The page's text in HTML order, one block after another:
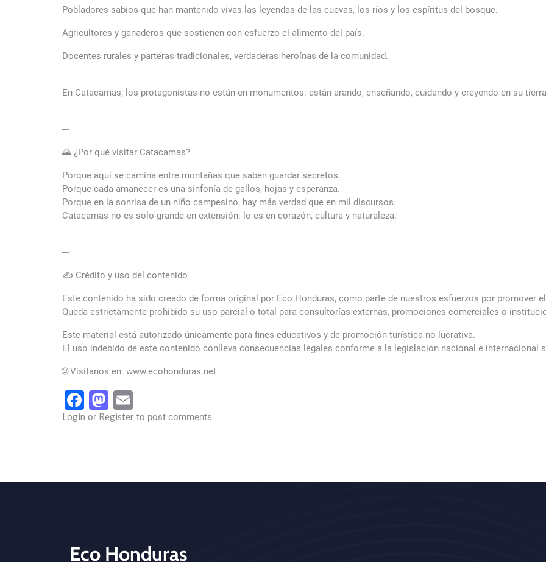
Pobladores sabios que han mantenido vivas las leyendas de las cuevas, los ríos y los espíritus del bosque.
Agricultores y ganaderos que sostienen con esfuerzo el alimento del país.
Docentes rurales y parteras tradicionales, verdaderas heroínas de la comunidad.
En Catacamas, los protagonistas no están en monumentos: están arando, enseñando, cuidando y creyendo en su
---
🌄 ¿Por qué visitar Catacamas?
Porque aquí se camina entre montañas que saben guardar secretos.
Porque cada amanecer es una sinfonía de gallos, hojas y esperanza.
Porque en la sonrisa de un niño campesino, hay más verdad que en mil discursos.
Catacamas no es solo grande en extensión: lo es en corazón, cultura y naturaleza.
---
✍️ Crédito y uso del contenido
Este contenido ha sido creado de forma original por Eco Honduras, como parte de nuestros esfuerzos por promover
Queda estrictamente prohibido su uso parcial o total para consultorías externas, promociones comerciales o
Este material está autorizado únicamente para fines educativos y de promoción turística no lucrativa.
El uso indebido de este contenido conlleva consecuencias legales conforme a la legislación nacional e internacional
🌐 Visítanos en: www.ecohonduras.net
Facebook
Mastodon
Login or Register to post comments.
CTA - Footer
Eco Honduras